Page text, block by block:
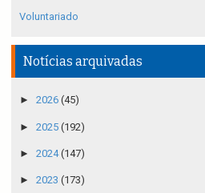
Voluntariado
Notícias arquivadas
► 2026 (45)
► 2025 (192)
► 2024(147)
► 2023 (173)